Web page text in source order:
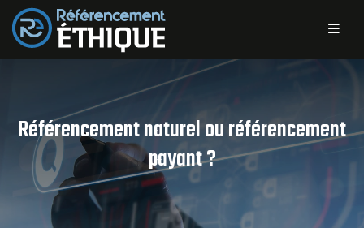
Référencement naturel ou référencement
payant ?